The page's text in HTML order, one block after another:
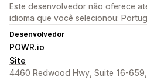
Este desenvolvedor não oferece
idioma que você selecionou:
Desenvolvedor
POWR.io
Site
4460 Redwood Hwy, Suite 16-